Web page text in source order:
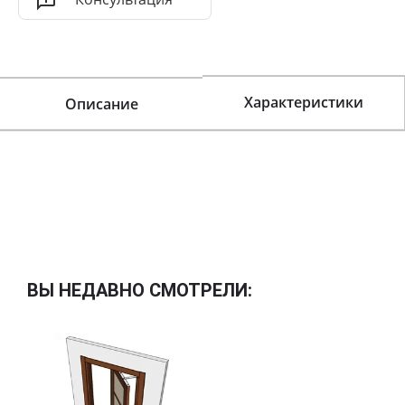
Описание Характеристики
ВЫ НЕДАВНО СМОТРЕЛИ: